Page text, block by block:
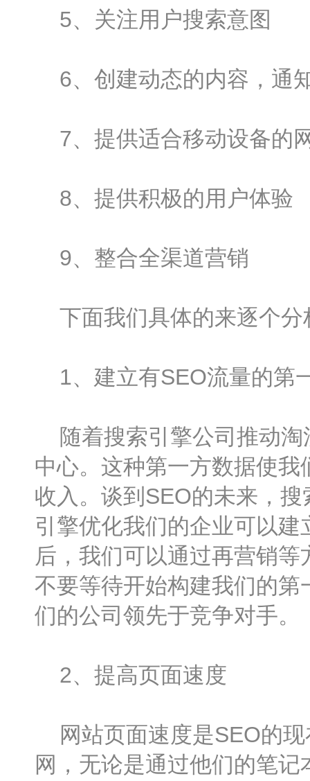
5、关注用户搜索意图
6、创建动态的内容，通
7、提供适合移动设备的
8、提供积极的用户体验
9、整合全渠道营销
下面我们具体的来逐个分
1、建立有SEO流量的第
随着搜索引擎公司推动淘
中心。这种第一方数据使
收入。谈到SEO的未来，
引擎优化我们的企业可以
后，我们可以通过再营销
不要等待开始构建我们的
们的公司领先于竞争对手。
2、提高页面速度
网站页面速度是SEO的现
网，无论是通过他们的笔